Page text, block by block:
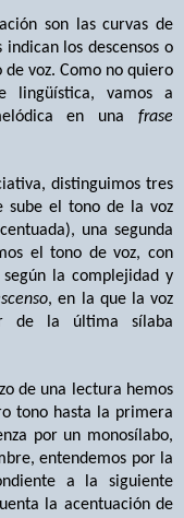
son las curvas de
los descensos o
de voz. Como no quiero
lingüística, vamos a
en una frase
distinguimos tres
sube el tono de la voz
una segunda
el tono de voz, con
según la complejidad y
, en la que la voz
de la última sílaba
de una lectura hemos
tono hasta la primera
por un monosílabo,
entendemos por la
a la siguiente
la acentuación de